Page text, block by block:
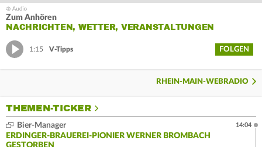
Zum Anhören
NACHRICHTEN, WETTER, VERANSTALTUNGEN
1:15 V-Tipps FOLGEN
RHEIN-MAIN-WEBRADIO
THEMEN-TICKER
Bier-Manager
ERDINGER-BRAUEREI-PIONIER WERNER BROMBACH
GESTORBEN
14:04